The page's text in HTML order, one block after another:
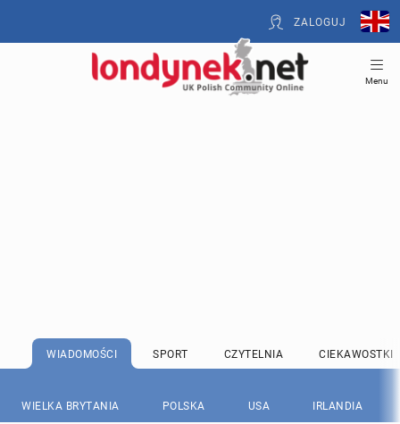
ZALOGUJ
Menu
WIADOMOŚCI SPORT CZYTELNIA CIEKAWOSTKI
WIELKA BRYTANIA POLSKA USA IRLANDIA